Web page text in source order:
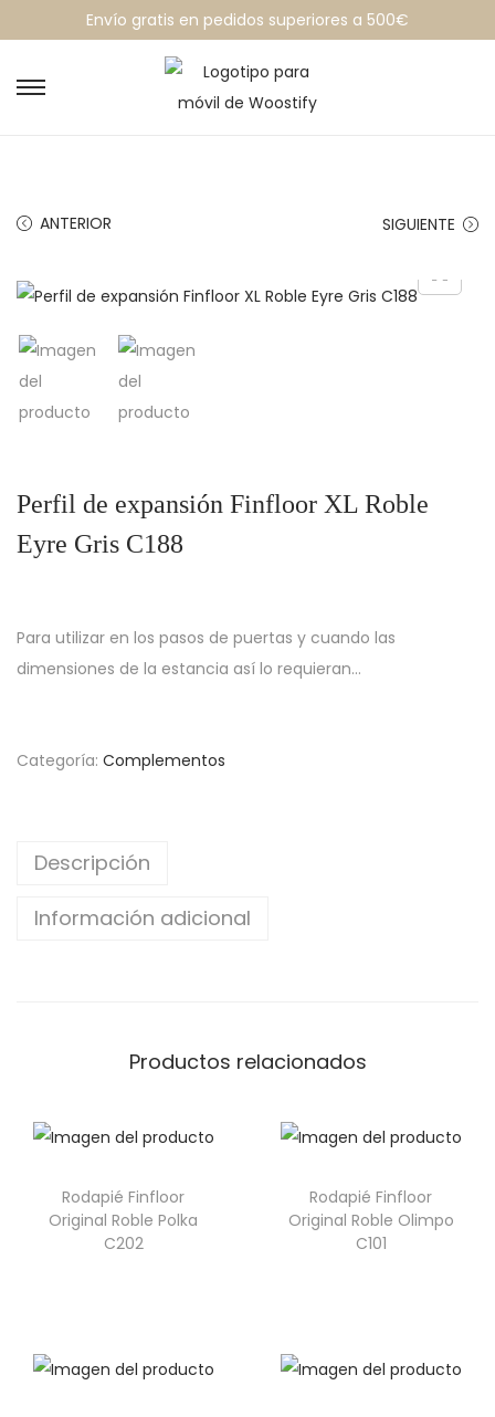
Envío gratis en pedidos superiores a 500€
ANTERIOR SIGUIENTE
Perfil de expansión Finfloor XL Roble
Eyre Gris C188
Para utilizar en los pasos de puertas y cuando las
dimensiones de la estancia así lo requieran…
Categoría: Complementos
Descripción
Información adicional
Productos relacionados
Rodapié Finfloor
Original Roble Polka
C202
Rodapié Finfloor
Original Roble Olimpo
C101